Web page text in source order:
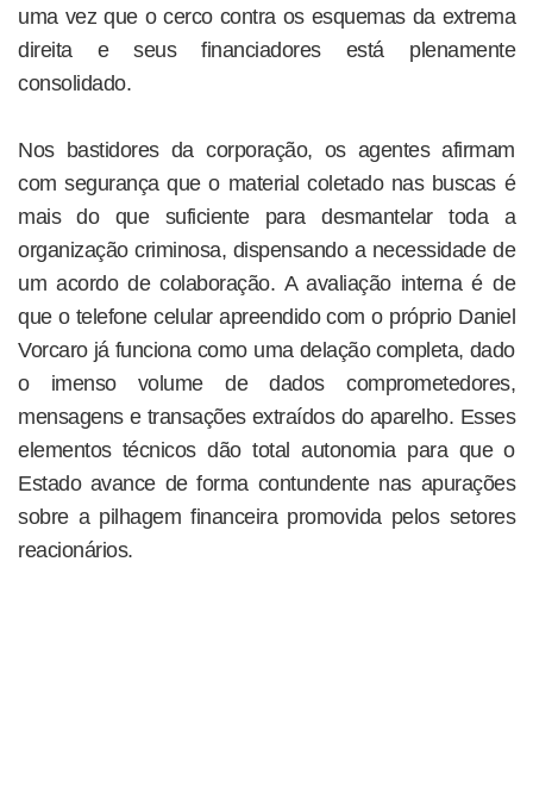
uma vez que o cerco contra os esquemas da extrema
direita e seus financiadores está plenamente
consolidado.
Nos bastidores da corporação, os agentes afirmam
com segurança que o material coletado nas buscas é
mais do que suficiente para desmantelar toda a
organização criminosa, dispensando a necessidade de
um acordo de colaboração. A avaliação interna é de
que o telefone celular apreendido com o próprio Daniel
Vorcaro já funciona como uma delação completa, dado
o imenso volume de dados comprometedores,
mensagens e transações extraídos do aparelho. Esses
elementos técnicos dão total autonomia para que o
Estado avance de forma contundente nas apurações
sobre a pilhagem financeira promovida pelos setores
reacionários.